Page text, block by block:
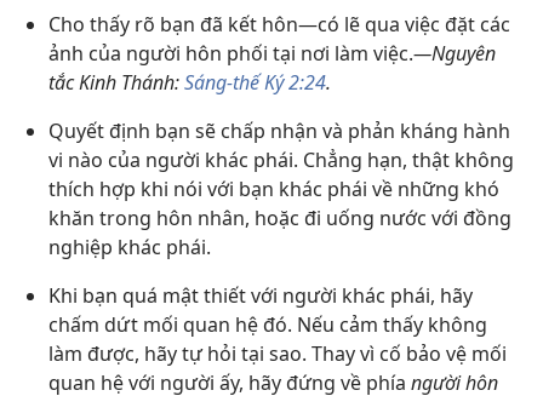
Cho thấy rõ bạn đã kết hôn—có lẽ qua việc đặt các
ảnh của người hôn phối tại nơi làm việc.—Nguyên
tắc Kinh Thánh:Sáng-thế Ký 2:24.
Quyết định bạn sẽ chấp nhận và phản kháng hành
vi nào của người khác phái. Chẳng hạn, thật không
thích hợp khi nói với bạn khác phái về những khó
khăn trong hôn nhân, hoặc đi uống nước với đồng
nghiệp khác phái.
Khi bạn quá mật thiết với người khác phái, hãy
chấm dứt mối quan hệ đó. Nếu cảm thấy không
làm được, hãy tự hỏi tại sao. Thay vì cố bảo vệ mối
quan hệ với người ấy, hãy đứng về phía người hôn